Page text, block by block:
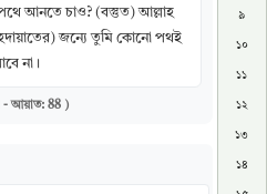
আনতে চাও? (বস্তুত) আল্লাহ
জন্যে তুমি কোনো পথই
না।
- আয়াত: 88 )
৯
১০
১১
১২
১৩
১৪